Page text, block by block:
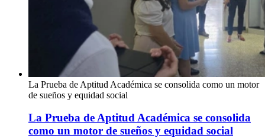
La Prueba de Aptitud Académica se consolida como un motor
de sueños y equidad social
La Prueba de Aptitud Académica se consolida
como un motor de sueños y equidad social